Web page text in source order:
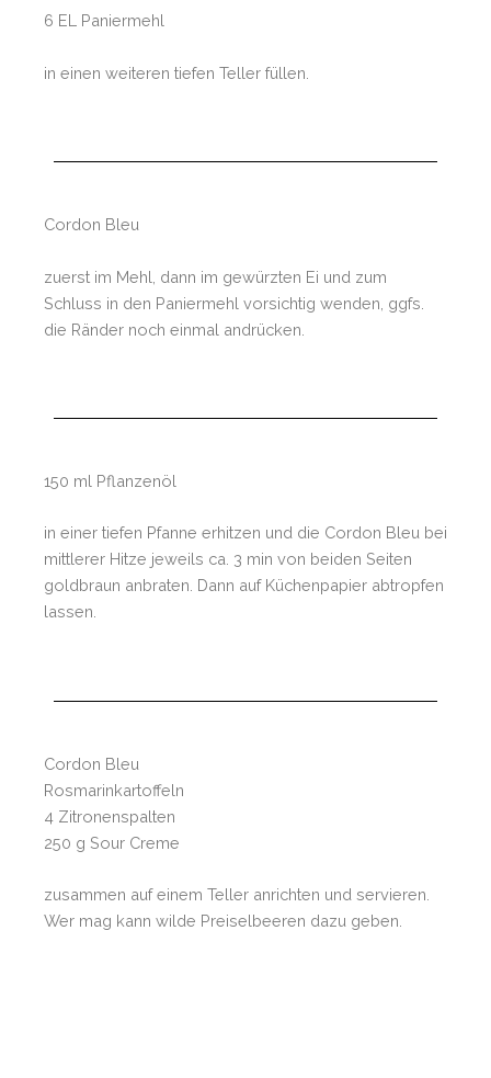
6 EL Paniermehl
in einen weiteren tiefen Teller füllen.
Cordon Bleu
zuerst im Mehl, dann im gewürzten Ei und zum
Schluss in den Paniermehl vorsichtig wenden, ggfs.
die Ränder noch einmal andrücken.
150 ml Pflanzenöl
in einer tiefen Pfanne erhitzen und die Cordon Bleu bei
mittlerer Hitze jeweils ca. 3 min von beiden Seiten
goldbraun anbraten. Dann auf Küchenpapier abtropfen
lassen.
Cordon Bleu
Rosmarinkartoffeln
4 Zitronenspalten
250 g Sour Creme
zusammen auf einem Teller anrichten und servieren.
Wer mag kann wilde Preiselbeeren dazu geben.